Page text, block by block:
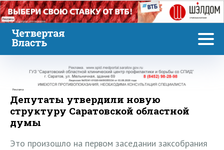
Реклама
Реклама
Депутаты утвердили новую
структуру Саратовской областной
думы
Это произошло на первом заседании заксобрания